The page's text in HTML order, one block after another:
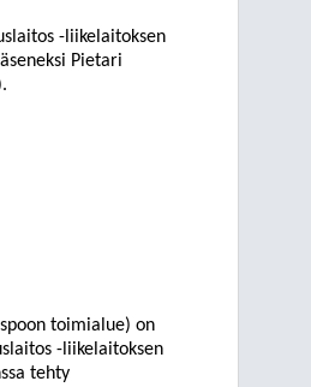
-liikelaitoksen
Pietari
toimialue) on
-liikelaitoksen
tehty